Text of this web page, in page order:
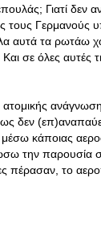
Γιατί δεν
τους Γερμανούς
αυτά τα ρωτάω
σε όλες αυτές
δεν
κάποιας
την παρουσία
πέρασαν, το